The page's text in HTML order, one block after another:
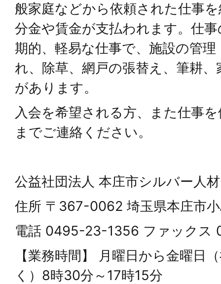
般家庭などから依頼された仕事
分金や賃金が支払われます。仕
期的、軽易な仕事で、施設の管
れ、除草、網戸の張替え、筆耕
があります。
入会を希望される方、また仕事
までご連絡ください。
公益社団法人 本庄市シルバー人
住所 〒367-0062 埼玉県本庄市
電話 0495-23-1356 ファックス
【業務時間】 月曜日から金曜日
く）8時30分～17時15分